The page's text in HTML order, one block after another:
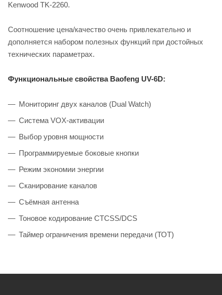
Kenwood TK-2260.
Соотношение цена/качество очень привлекательно и
дополняется набором полезных функций при достойных
технических параметрах.
Функциональные свойства Baofeng UV-6D:
Мониторинг двух каналов (Dual Watch)
Система VOX-активации
Выбор уровня мощности
Программируемые боковые кнопки
Режим экономии энергии
Сканирование каналов
Съёмная антенна
Тоновое кодирование CTCSS/DCS
Таймер ограничения времени передачи (ТОТ)